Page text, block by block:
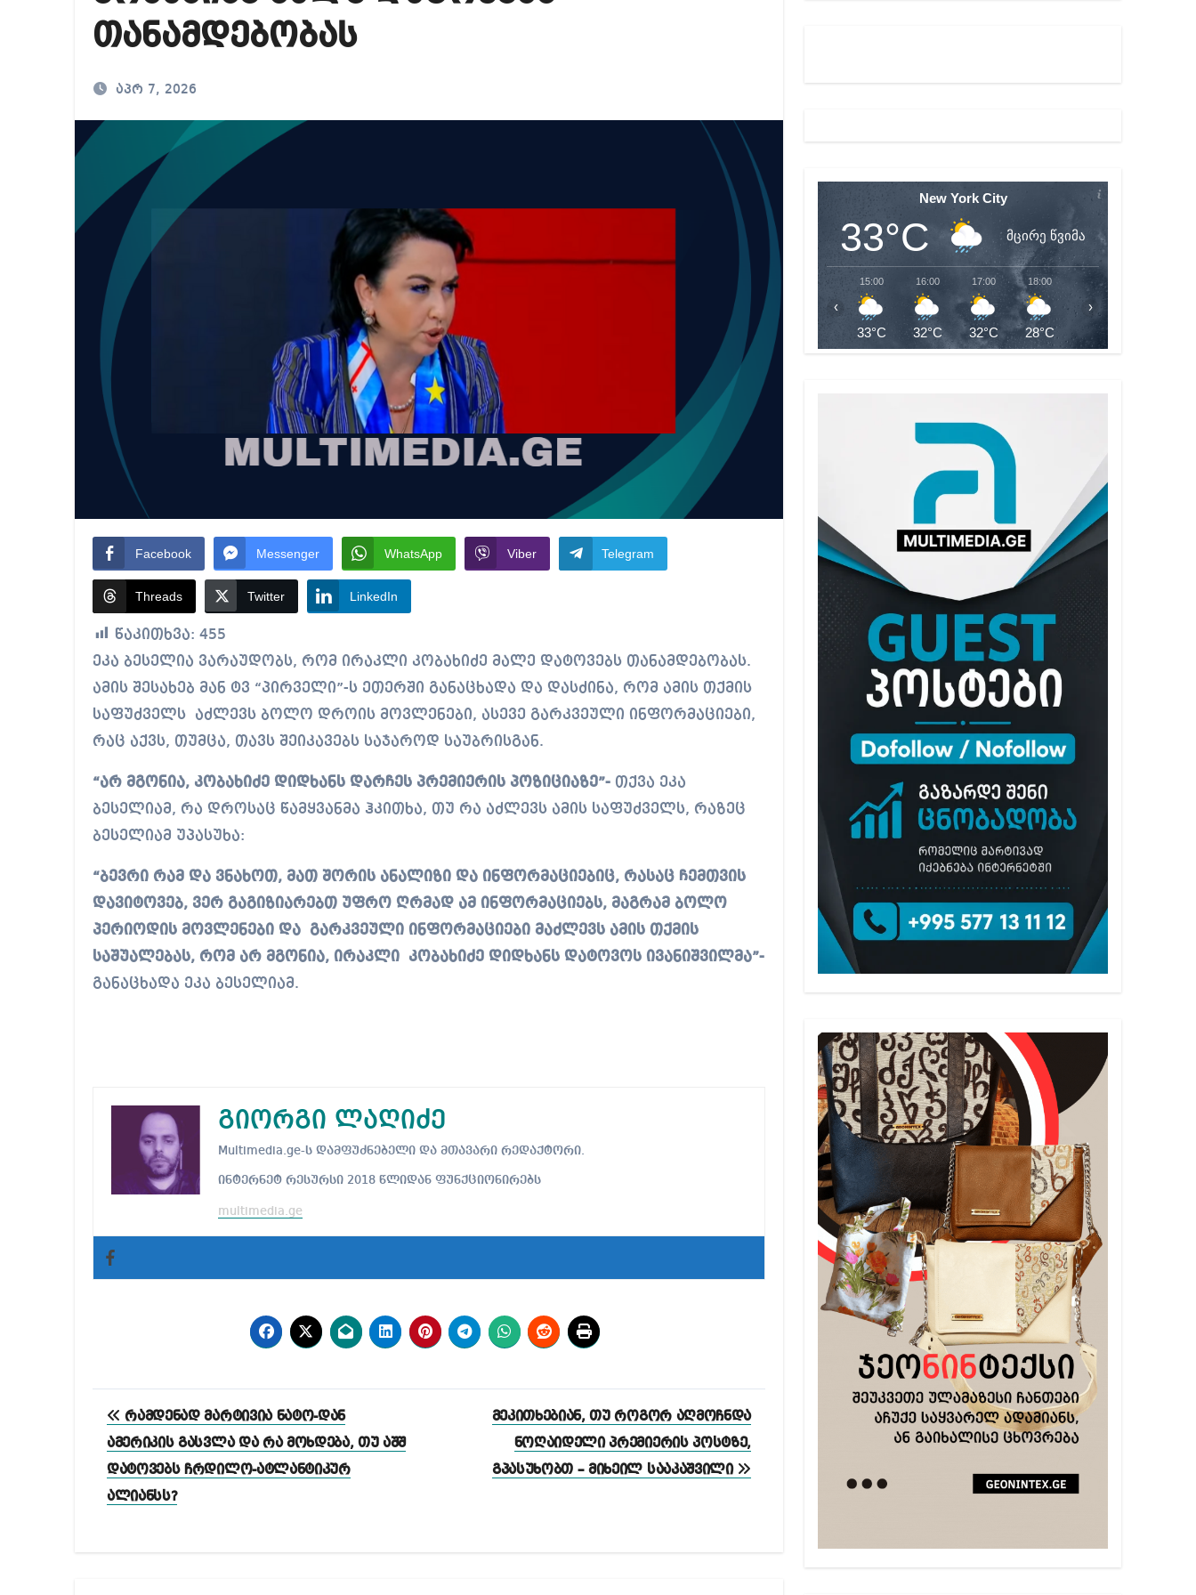
მიხეილ სააკაშვილი ოპოზიციური ტელევიზიებით უკმაყოფილოა
თანამდებობას
აპრ 7, 2026
Facebook Messenger WhatsApp Viber Telegram
Threads Twitter LinkedIn
წაკითხვა: 455
ეკა ბესელია ვარაუდობს, რომ ირაკლი კობახიძე მალე დატოვებს თანამდებობას.
ამის შესახებ მან ტვ “პირველი”-ს ეთერში განაცხადა და დასძინა, რომ ამის თქმის
საფუძველს აძლევს ბოლო დროის მოვლენები, ასევე გარკვეული ინფორმაციები,
რაც აქვს, თუმცა, თავს შეიკავებს საჯაროდ საუბრისგან.
“არ მგონია, კობახიძე დიდხანს დარჩეს პრემიერის პოზიციაზე”- თქვა ეკა
ბესელიამ, რა დროსაც წამყვანმა ჰკითხა, თუ რა აძლევს ამის საფუძველს, რაზეც
ბესელიამ უპასუხა:
“ბევრი რამ და ვნახოთ, მათ შორის ანალიზი და ინფორმაციებიც, რასაც ჩემთვის
დავიტოვებ, ვერ გაგიზიარებთ უფრო ღრმად ამ ინფორმაციებს, მაგრამ ბოლო
პერიოდის მოვლენები და გარკვეული ინფორმაციები მაძლევს ამის თქმის
საშუალებას, რომ არ მგონია, ირაკლი კობახიძე დიდხანს დატოვოს ივანიშვილმა”-
განაცხადა ეკა ბესელიამ.
გიორგი ლაღიძე
Multimedia.ge-ს დამფუძნებელი და მთავარი რედაქტორი.
ინტერნეტ რესურსი 2018 წლიდან ფუნქციონირებს
multimedia.ge
პოსტის
ნავიგაცია
რამდენად მარტივია ნატო-დან
ამერიკის გასვლა და რა მოხდება, თუ აშშ
დატოვებს ჩრდილო-ატლანტიკურ
ალიანსს?
მეკითხებიან, თუ როგორ აღმოჩნდა
ნოღაიდელი პრემიერის პოსტზე,
გპასუხობთ – მიხეილ სააკაშვილი
New York City
33°C მცირე წვიმა
15:00
33°C
16:00
32°C
17:00
32°C
18:00
28°C
19:00
26°C
‹ ›